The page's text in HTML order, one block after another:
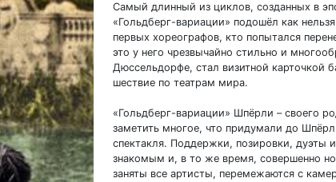
Самый длинный из циклов, созданных в
«Гольдберг-вариации» подошёл как
первых хореографов, кто попытался
это у него чрезвычайно стильно и
Дюссельдорфе, стал визитной карточкой
шествие по театрам мира.
«Гольдберг-вариации» Шпёрли – своего
заметить многое, что придумали до
спектакля. Поддержки, позировки, дуэты
знакомым и, в то же время, совершенно
заняты все артисты, перемежаются с